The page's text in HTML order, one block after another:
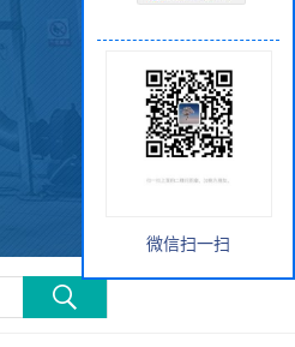
微信扫一扫